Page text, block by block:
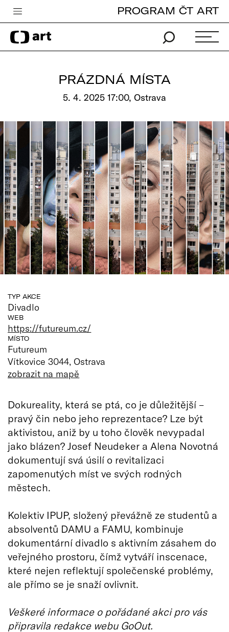
Česká televize
Zpravodajství
Pro děti
edu
Vše o ČT
PROGRAM ČT ART
PRÁZDNÁ MÍSTA
5. 4. 2025 17:00, Ostrava
TYP AKCE
Divadlo
WEB
https://futureum.cz/
MÍSTO
Futureum
Vítkovice 3044, Ostrava
zobrazit na mapě
Dokureality, která se ptá, co je důležitější –
pravý čin nebo jeho reprezentace? Lze být
aktivistou, aniž by u toho člověk nevypadal
jako blázen? Josef Neudeker a Alena Novotná
dokumentují svá úsilí o revitalizaci
zapomenutých míst ve svých rodných
městech.
Kolektiv IPUP, složený převážně ze studentů a
absolventů DAMU a FAMU, kombinuje
dokumentární divadlo s aktivním zásahem do
veřejného prostoru, čímž vytváří inscenace,
které nejen reflektují společenské problémy,
ale přímo se je snaží ovlivnit.
Veškeré informace o pořádané akci pro vás
připravila redakce webu GoOut.